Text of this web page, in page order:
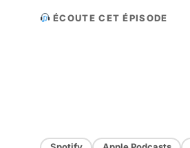
ÉCOUTE CET ÉPISODE